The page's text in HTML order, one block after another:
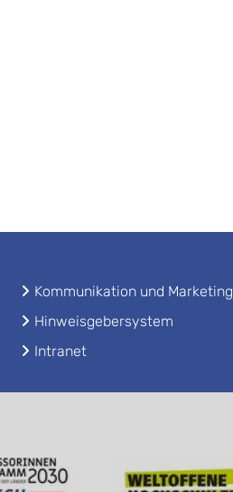
Kommunikation und Marketing
Hinweisgebersystem
Intranet